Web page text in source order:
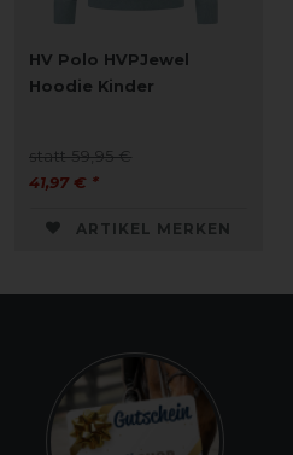
HV Polo HVPJewel
Hoodie Kinder
statt 59,95 €
41,97 € *
ARTIKEL MERKEN